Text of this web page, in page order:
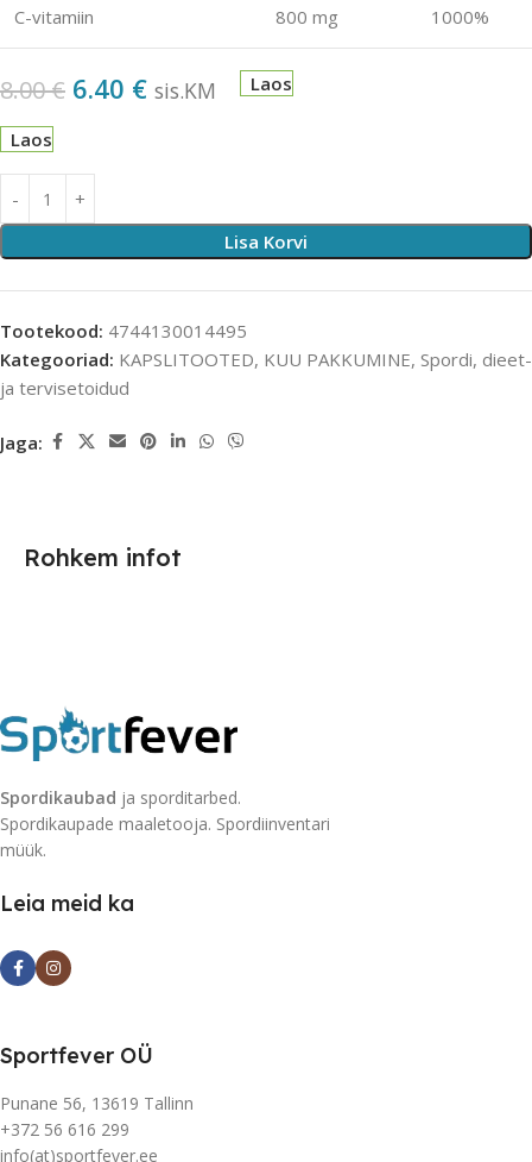
C-vitamiin 800 mg 1000%
8.00€ 6.40 € sis.KM Laos
Laos
Lisa Korvi
Tootekood: 4744130014495
Kategooriad: KAPSLITOOTED, KUU PAKKUMINE, Spordi, dieet-
ja tervisetoidud
Jaga:
Rohkem infot
Spordikaubad ja sporditarbed.
Spordikaupade maaletooja. Spordiinventari
müük.
Leia meid ka
Sportfever OÜ
Punane 56, 13619 Tallinn
+372 56 616 299
info(at)sportfever.ee